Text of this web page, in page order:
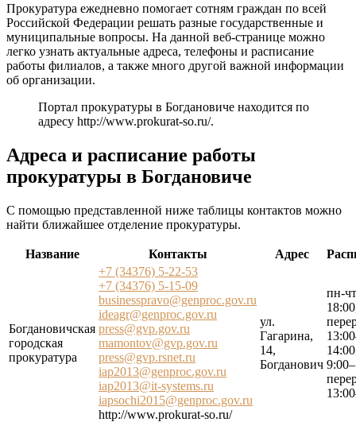
Прокуратура ежедневно помогает сотням граждан по всей
Российской Федерации решать разные государственные и
муниципальные вопросы. На данной веб-странице можно
легко узнать актуальные адреса, телефоны и расписание
работы филиалов, а также много другой важной информации
об организации.
Портал прокуратуры в Богдановиче находится по
адресу http://www.prokurat-so.ru/.
Адреса и расписание работы
прокуратуры в Богдановиче
С помощью представленной ниже таблицы контактов можно
найти ближайшее отделение прокуратуры.
Название Контакты Адрес
Богдановичская
городская
прокуратура
+7 (34376) 5-22-53
+7 (34376) 5-15-09
businesspravo@genproc.gov.ru
ideagr@genproc.gov.ru
press@gvp.gov.ru
mamontov@gvp.gov.ru
press@gvp.rsnet.ru
iap2013@genproc.gov.ru
iap2013@it-systems.ru
iapsochi2015@genproc.gov.ru
http://www.prokurat-so.ru/
ул.
Гагарина,
14,
Богданович
пн-